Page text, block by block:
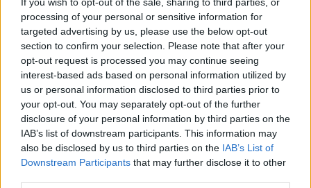
processing of your personal or sensitive information for
targeted advertising by us, please use the below opt-out
section to confirm your selection. Please note that after your
opt-out request is processed you may continue seeing
interest-based ads based on personal information utilized by
us or personal information disclosed to third parties prior to
your opt-out. You may separately opt-out of the further
disclosure of your personal information by third parties on the
IAB’s list of downstream participants. This information may
also be disclosed by us to third parties on the IAB’s List of
Downstream Participants that may further disclose it to other
Žiūrimiausi įrašai
00:00:30
Vaizdai iš tragiškos avarijos Vilniaus r.: dviejų moterų ir
vaiko gyvybių išgelbėti nepavyko
Žinios | Lietuvos diena
00:00:57
Savaitės vidurys nusimato karštas: temperatūra kils iki